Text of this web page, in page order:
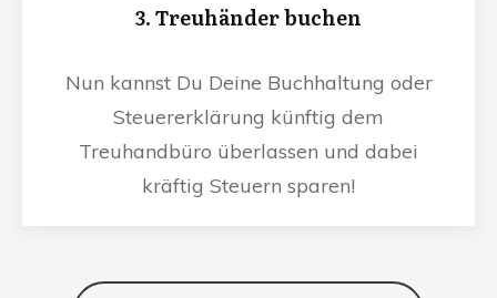
3. Treuhänder buchen
Nun kannst Du Deine Buchhaltung oder
Steuererklärung künftig dem
Treuhandbüro überlassen und dabei
kräftig Steuern sparen!